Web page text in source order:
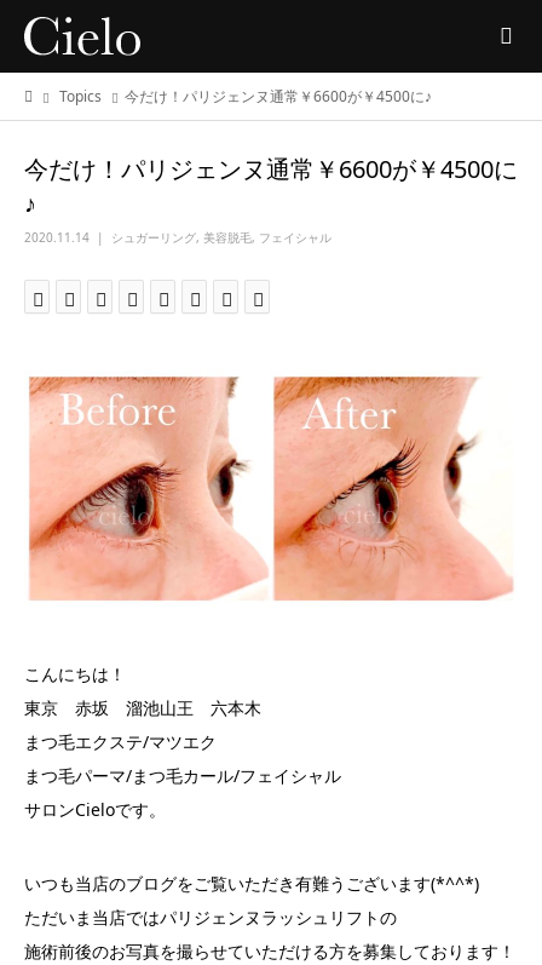
Topics 今だけ！パリジェンヌ通常￥6600が￥4500に♪
今だけ！パリジェンヌ通常￥6600が￥4500に
♪
2020.11.14 シュガーリング, 美容脱毛, フェイシャル
こんにちは！
東京 赤坂 溜池山王 六本木
まつ毛エクステ/マツエク
まつ毛パーマ/まつ毛カール/フェイシャル
サロンCieloです。
いつも当店のブログをご覧いただき有難うございます(*^^*)
ただいま当店ではパリジェンヌラッシュリフトの
施術前後のお写真を撮らせていただける方を募集しております！